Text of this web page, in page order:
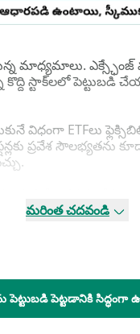
మాధ్యమాలు.
స్టాక్‌లలో పెట్టుబడి
విధంగా ETFలు
ప్రవేశ సౌలభ్యతను
మరింత చదవండి
పెట్టుబడి పెట్టడానికి సిద్ధంగా